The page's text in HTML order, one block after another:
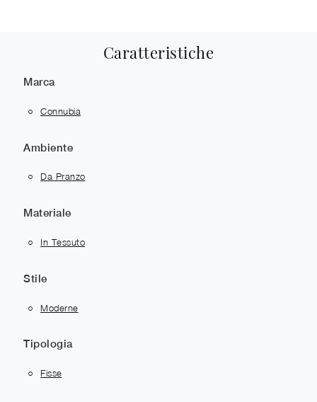
Caratteristiche
Marca
Connubia
Ambiente
Da Pranzo
Materiale
In Tessuto
Stile
Moderne
Tipologia
Fisse